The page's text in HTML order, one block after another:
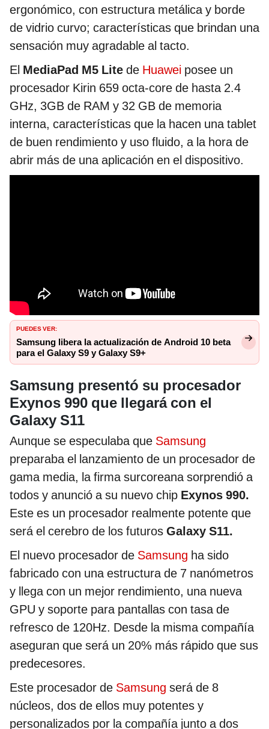
ergonómico, con estructura metálica y borde
de vidrio curvo; características que brindan una
sensación muy agradable al tacto.
El MediaPad M5 Lite de Huawei posee un
procesador Kirin 659 octa-core de hasta 2.4
GHz, 3GB de RAM y 32 GB de memoria
interna, características que la hacen una tablet
de buen rendimiento y uso fluido, a la hora de
abrir más de una aplicación en el dispositivo.
PUEDES VER:
Samsung libera la actualización de Android 10 beta
para el Galaxy S9 y Galaxy S9+
Samsung presentó su procesador
Exynos 990 que llegará con el
Galaxy S11
Aunque se especulaba que Samsung
preparaba el lanzamiento de un procesador de
gama media, la firma surcoreana sorprendió a
todos y anunció a su nuevo chip Exynos 990.
Este es un procesador realmente potente que
será el cerebro de los futuros Galaxy S11.
El nuevo procesador de Samsung ha sido
fabricado con una estructura de 7 nanómetros
y llega con un mejor rendimiento, una nueva
GPU y soporte para pantallas con tasa de
refresco de 120Hz. Desde la misma compañía
aseguran que será un 20% más rápido que sus
predecesores.
Este procesador de Samsung será de 8
núcleos, dos de ellos muy potentes y
personalizados por la compañía junto a dos